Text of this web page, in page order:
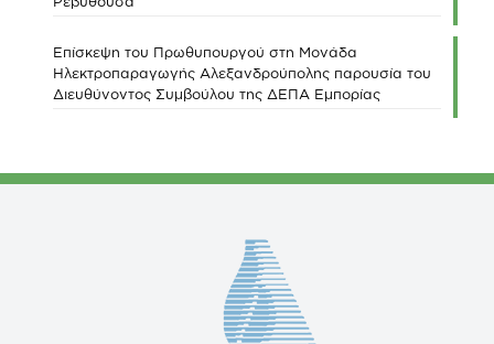
Επίσκεψη του Πρωθυπουργού στη Μονάδα
Ηλεκτροπαραγωγής Αλεξανδρούπολης παρουσία του
Διευθύνοντος Συμβούλου της ΔΕΠΑ Εμπορίας